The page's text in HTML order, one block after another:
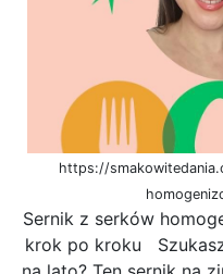
https://
Sernik z serków
krok po kroku